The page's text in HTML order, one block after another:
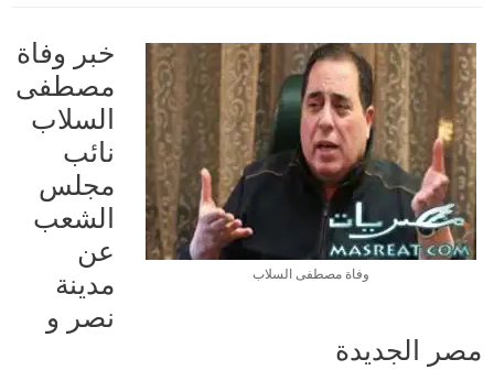
وفاة مصطفى السلاب
خبر وفاة
مصطفى
السلاب
نائب
مجلس
الشعب
عن
مدينة
نصر و
مصر الجديدة